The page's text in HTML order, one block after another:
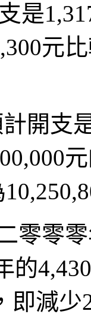
是
元
開支
零零
的
即減